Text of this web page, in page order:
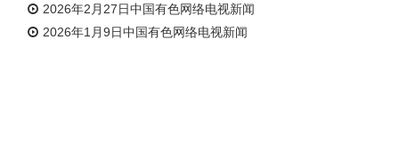
2026年2月27日中国有色网络电视新闻
2026年1月9日中国有色网络电视新闻